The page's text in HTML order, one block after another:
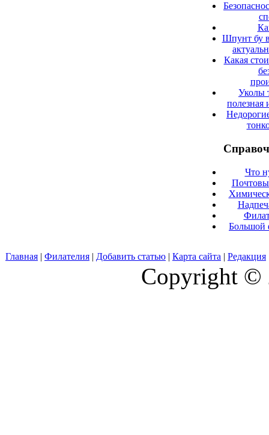
Шпунт бу
Какая
Уколы
полезная
Что
Большой
Главная | Филателия | Добавить статью | Карта сайта | Редакция
Copyright ©